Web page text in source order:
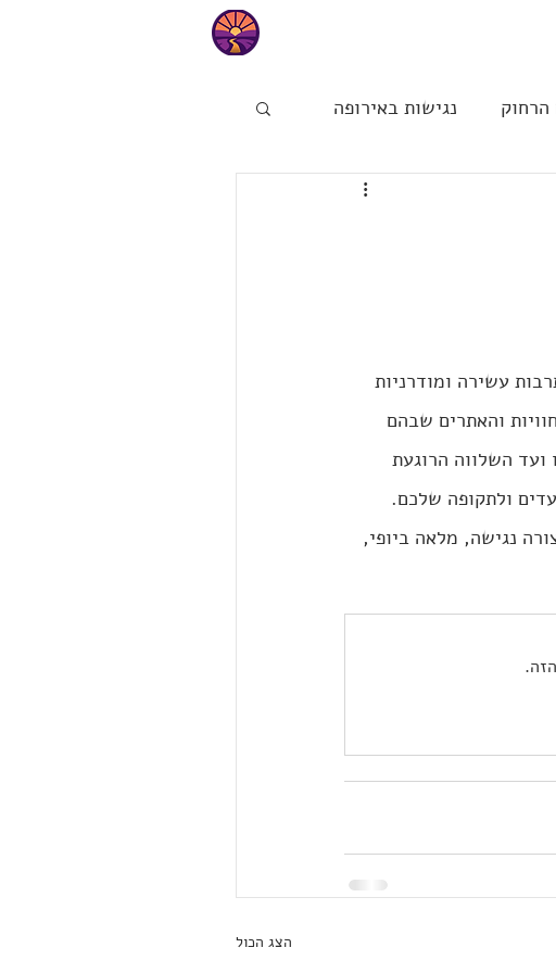
הרחוק נגישות באירופה
הפינה של מיכל
עשירה ומודרניות
והאתרים שבהם
השלווה הרוגעת
ולתקופה שלכם.
נגישה, מלאה ביופי,
הצג הכול